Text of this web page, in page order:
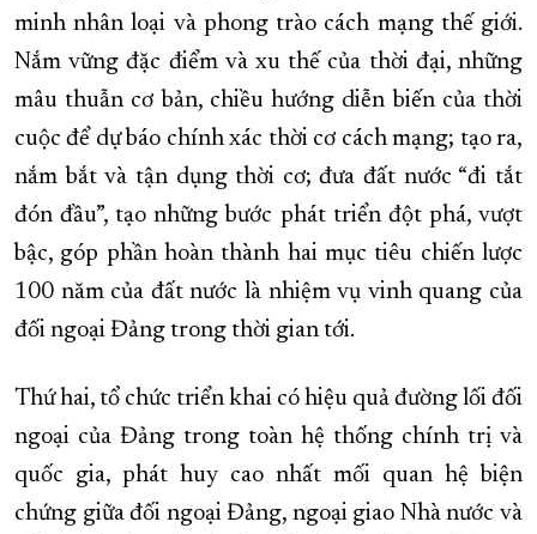
minh nhân loại và phong trào cách mạng thế giới.
Nắm vững đặc điểm và xu thế của thời đại, những
mâu thuẫn cơ bản, chiều hướng diễn biến của thời
cuộc để dự báo chính xác thời cơ cách mạng; tạo ra,
nắm bắt và tận dụng thời cơ; đưa đất nước “đi tắt
đón đầu”, tạo những bước phát triển đột phá, vượt
bậc, góp phần hoàn thành hai mục tiêu chiến lược
100 năm của đất nước là nhiệm vụ vinh quang của
đối ngoại Đảng trong thời gian tới.
Thứ hai, tổ chức triển khai có hiệu quả đường lối đối
ngoại của Đảng trong toàn hệ thống chính trị và
quốc gia, phát huy cao nhất mối quan hệ biện
chứng giữa đối ngoại Đảng, ngoại giao Nhà nước và